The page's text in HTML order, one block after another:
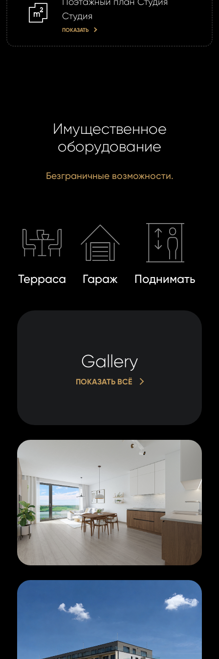
Студия
ПОКАЗАТЬ
Имущественное
оборудование
Безграничные возможности.
Терраса Гараж Поднимать
Gallery
ПОКАЗАТЬ ВСЁ